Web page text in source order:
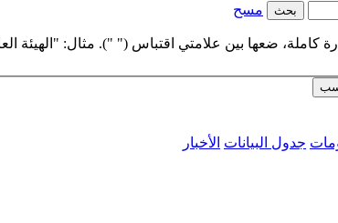
بحث مسح
كاملة، ضعها بين علامتي اقتباس (" "). مثال: "الهيئة
جدول البيانات الأخبار